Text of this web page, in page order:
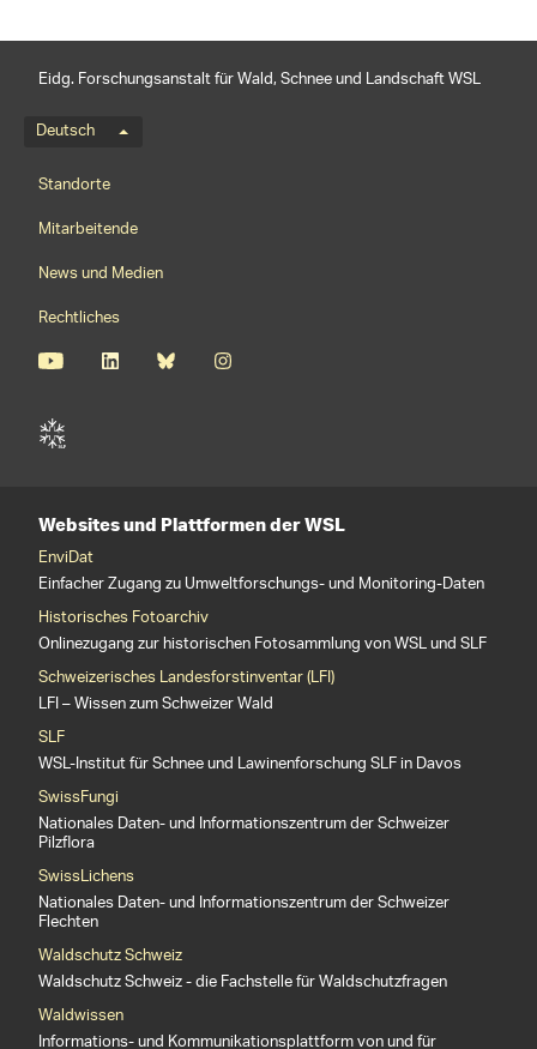
Eidg. Forschungsanstalt für Wald, Schnee und Landschaft WSL
Sprachmenü
Deutsch
Footernavigation
Standorte
Mitarbeitende
News und Medien
Rechtliches
Websites und Plattformen der WSL
EnviDat
Einfacher Zugang zu Umweltforschungs- und Monitoring-Daten
Historisches Fotoarchiv
Onlinezugang zur historischen Fotosammlung von WSL und SLF
Schweizerisches Landesforstinventar (LFI)
LFI – Wissen zum Schweizer Wald
SLF
WSL-Institut für Schnee und Lawinenforschung SLF in Davos
SwissFungi
Nationales Daten- und Informationszentrum der Schweizer
Pilzflora
SwissLichens
Nationales Daten- und Informationszentrum der Schweizer
Flechten
Waldschutz Schweiz
Waldschutz Schweiz - die Fachstelle für Waldschutzfragen
Waldwissen